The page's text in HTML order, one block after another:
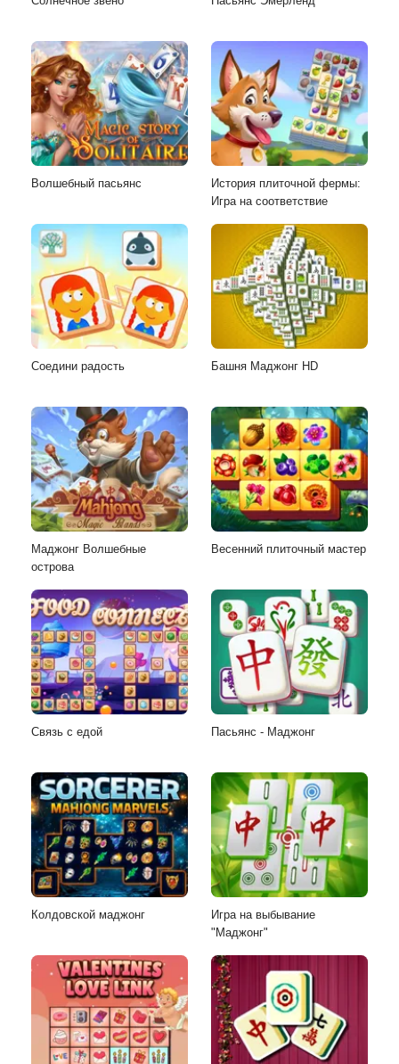
Волшебный пасьянс
История плиточной фермы:
Игра на соответствие
Соедини радость Башня Маджонг HD
Маджонг Волшебные
острова
Весенний плиточный мастер
Связь с едой Пасьянс - Маджонг
Колдовской маджонг
Игра на выбывание
"Маджонг"